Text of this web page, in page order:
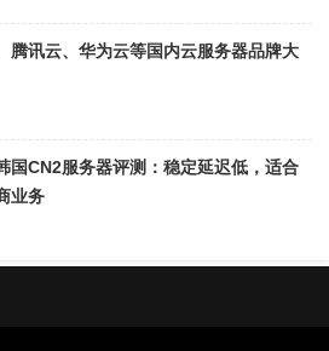
腾讯云、华为云等国内云服务器品牌大
国CN2服务器评测：稳定延迟低，适合
业务